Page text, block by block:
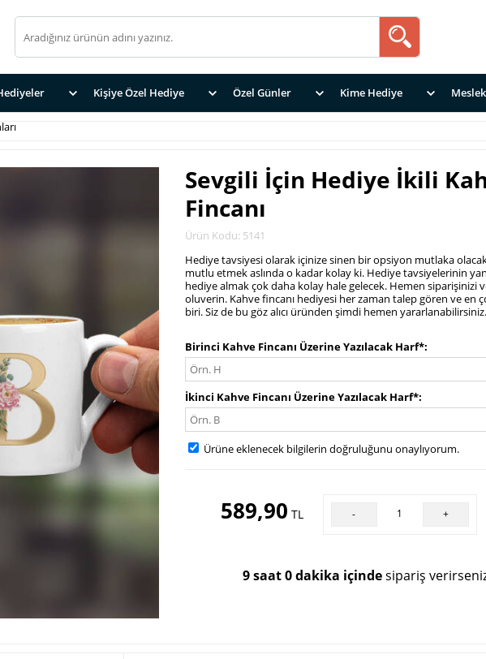
Kişiye Özel Hediye Özel Günler Kime Hediye
Sevgili İçin Hediye İkili
Fincanı
Ürün Kodu: 5141
Hediye tavsiyesi olarak içinize sinen bir opsiyon mutlaka
mutlu etmek aslında o kadar kolay ki. Hediye tavsiyelerinin
hediye almak çok daha kolay hale gelecek. Hemen siparişinizi
oluverin. Kahve fincanı hediyesi her zaman talep gören ve en
biri. Siz de bu göz alıcı üründen şimdi hemen yararlanabilirsiniz.
Birinci Kahve Fincanı Üzerine Yazılacak Harf*
İkinci Kahve Fincanı Üzerine Yazılacak Harf*
Ürüne eklenecek bilgilerin doğruluğunu onaylıyorum.
589,90 TL - +
9 saat 0 dakika içindesipariş